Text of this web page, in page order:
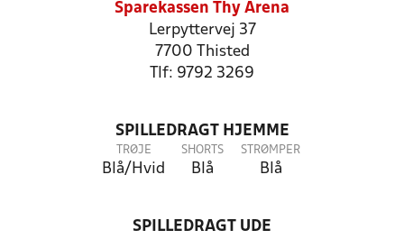
Sparekassen Thy Arena
Lerpyttervej 37
7700 Thisted
Tlf: 9792 3269
SPILLEDRAGT HJEMME
TRØJE
Blå/Hvid
SHORTS
Blå
STRØMPER
Blå
SPILLEDRAGT UDE